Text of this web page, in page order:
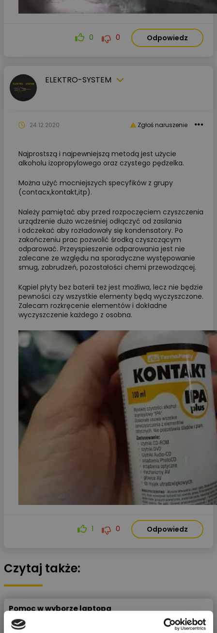
0 0 Odpowiedz
ELEKTRO-SYSTEM
Zgłoś naruszenie
24.12.2020
Najprostszą i najpewniejszą metodą jest użycie
alkoholu izopropylowego oraz czystego pędzelka.
Można użyć mocniejszych specyfików z grupy
(contacx,kontakt,itp).
Należy pamiętać aby przed rozpoczęciem czyszczenia
urządzenie dużo wcześniej odłączyć od zasilania
i odczekać aby rozładowały się kondensatory. Po
zakończeniu prac pozwolić środką czyszczącym
odparować. Przeyspieszenie odparowania jest nie
zalecane ze względu na sporadyczne występowanie
smug, zabrudzeń, pozostałości chemi przewodzącej.
Kąpiel płyty bez baterii też jest możliwa, lecz nie będzie
pewności czy wszystkie elementy będą wyczyszczone.
Zalecam rozkręcenie elementów i dokładne
wyczyszczenie każdego z osobna.
1 0 Odpowiedz
Czytaj także:
Pomoc w wyborze laptopa